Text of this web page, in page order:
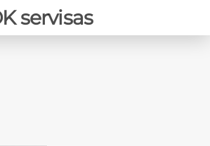
servisas